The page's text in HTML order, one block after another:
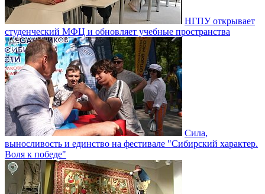
НГПУ открывает
студенческий МФЦ и обновляет учебные пространства
Сила,
выносливость и единство на фестивале "Сибирский характер.
Воля к победе"